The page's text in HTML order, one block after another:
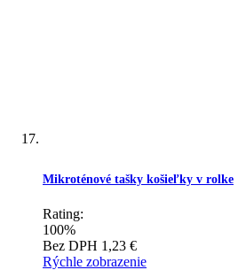
Mikroténové tašky košieľky v rolke
Rating:
100%
Bez DPH 1,23 €
Rýchle zobrazenie